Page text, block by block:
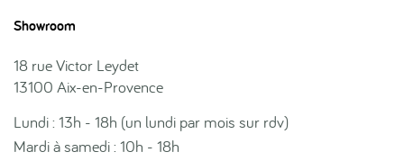
Showroom
18 rue Victor Leydet
13100 Aix-en-Provence
Lundi : 13h - 18h (un lundi par mois sur rdv)
Mardi à samedi : 10h - 18h